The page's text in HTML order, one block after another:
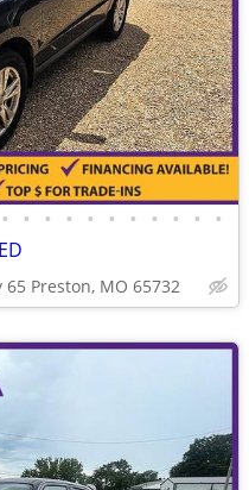
• • • • • • • • • • •
65 Preston, MO 65732